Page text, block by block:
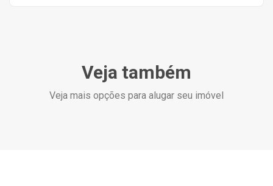
Veja também
Veja mais opções para alugar seu imóvel